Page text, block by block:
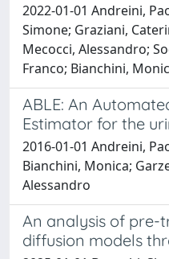
2022-01-01 Andreini,
Simone; Graziani,
Mecocci, Alessandro;
Franco; Bianchini,
ABLE: An
Estimator for the
2016-01-01 Andreini,
Bianchini, Monica;
Alessandro
An analysis of pre-
diffusion models